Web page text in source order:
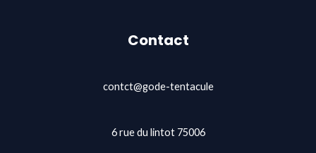
Contact
contct@gode-tentacule
6 rue du lintot 75006